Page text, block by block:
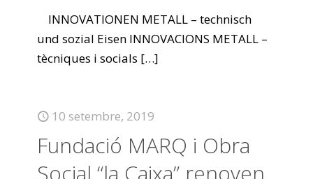
INNOVATIONEN METALL – technisch
und sozial Eisen INNOVACIONS METALL –
tècniques i socials […]
10 setembre, 2019
Fundació MARQ i Obra
Social “la Caixa” renoven